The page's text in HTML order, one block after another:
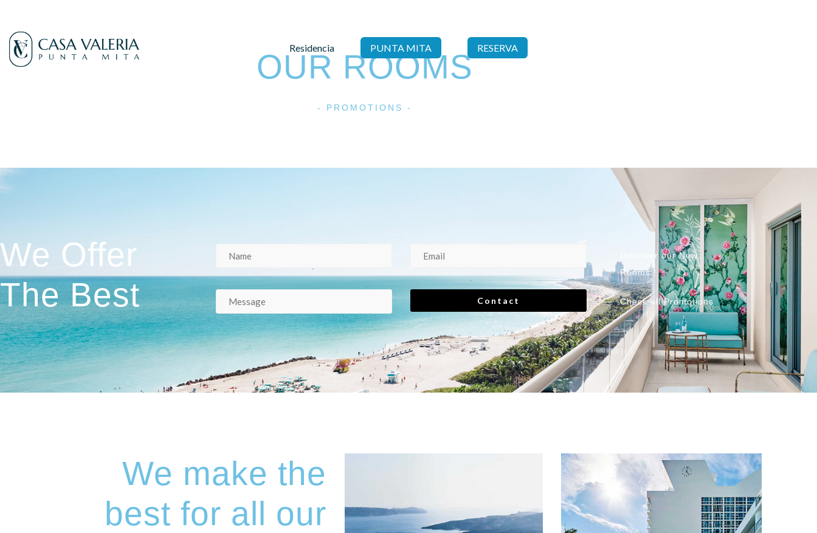
Residencia PUNTA MITA RESERVA
OUR ROOMS
- PROMOTIONS -
We Offer
The Best
Discover our New
Rooms !
Check all Promotions
We make the
best for all our